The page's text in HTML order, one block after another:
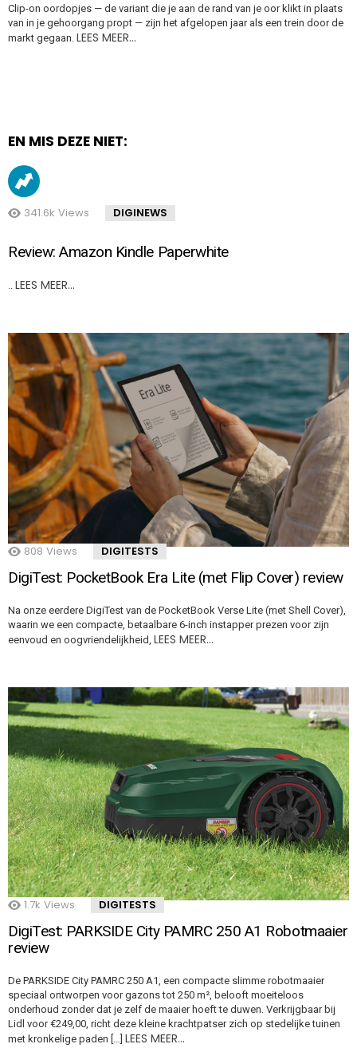
Clip-on oordopjes — de variant die je aan de rand van je oor klikt in plaats
van in je gehoorgang propt — zijn het afgelopen jaar als een trein door de
markt gegaan. LEES MEER…
EN MIS DEZE NIET:
341.6k Views DIGINEWS
Review: Amazon Kindle Paperwhite
.. LEES MEER…
808 Views DIGITESTS
DigiTest: PocketBook Era Lite (met Flip Cover) review
Na onze eerdere DigiTest van de PocketBook Verse Lite (met Shell Cover),
waarin we een compacte, betaalbare 6-inch instapper prezen voor zijn
eenvoud en oogvriendelijkheid, LEES MEER…
1.7k Views DIGITESTS
DigiTest: PARKSIDE City PAMRC 250 A1 Robotmaaier
review
De PARKSIDE City PAMRC 250 A1, een compacte slimme robotmaaier
speciaal ontworpen voor gazons tot 250 m², belooft moeiteloos
onderhoud zonder dat je zelf de maaier hoeft te duwen. Verkrijgbaar bij
Lidl voor €249,00, richt deze kleine krachtpatser zich op stedelijke tuinen
met kronkelige paden […] LEES MEER…